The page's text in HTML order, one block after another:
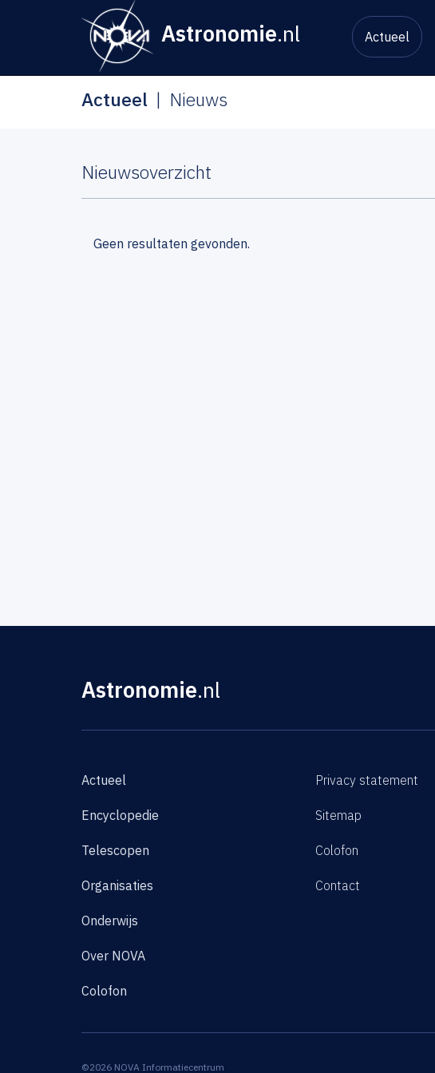
Astronomie.nl Actueel
Actueel Nieuws
Nieuwsoverzicht
Geen resultaten gevonden.
Astronomie.nl
Actueel
Encyclopedie
Telescopen
Organisaties
Onderwijs
Over NOVA
Colofon
Privacy statement
Sitemap
Colofon
Contact
©2026 NOVA Informatiecentrum